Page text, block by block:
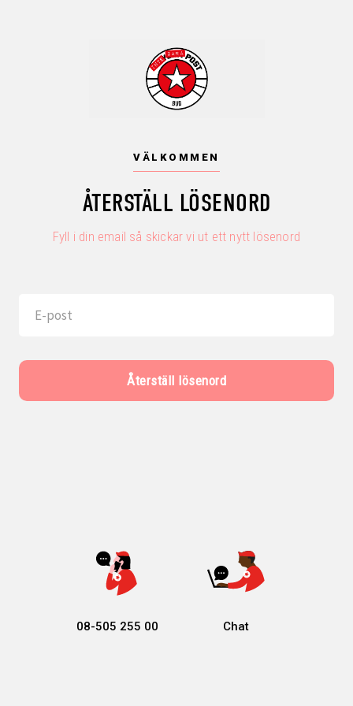
VÄLKOMMEN
ÅTERSTÄLL LÖSENORD
Fyll i din email så skickar vi ut ett nytt lösenord
08-505 255 00 Chat